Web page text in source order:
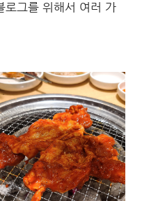
로그를 위해서 여러 가